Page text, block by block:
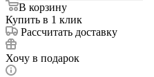
В корзину
Купить в 1 клик
Рассчитать доставку
Хочу в подарок